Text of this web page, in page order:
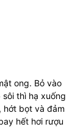
ong. Bỏ vào
thì hạ xuống
hớt bọt và đảm
hết hơi rượu